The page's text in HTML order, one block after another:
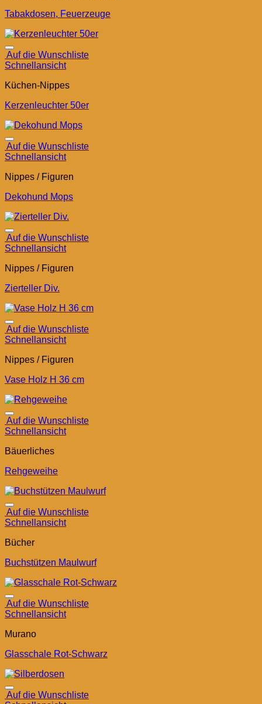
Tabakdosen, Feuerzeuge
Auf die Wunschliste
Schnellansicht
Küchen-Nippes
Kerzenleuchter 50er
Auf die Wunschliste
Schnellansicht
Nippes / Figuren
Dekohund Mops
Auf die Wunschliste
Schnellansicht
Nippes / Figuren
Zierteller Div.
Auf die Wunschliste
Schnellansicht
Nippes / Figuren
Vase Holz H 36 cm
Auf die Wunschliste
Schnellansicht
Bäuerliches
Rehgeweihe
Auf die Wunschliste
Schnellansicht
Bücher
Buchstützen Maulwurf
Auf die Wunschliste
Schnellansicht
Murano
Glasschale Rot-Schwarz
Auf die Wunschliste